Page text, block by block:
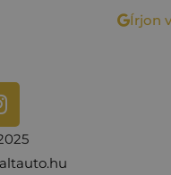
Írjon